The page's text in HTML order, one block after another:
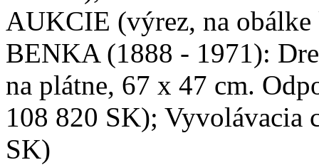
AUKCIE (výrez, na
BENKA (1888 - 1971):
na plátne, 67 x 47 cm.
108 820 SK); Vyvolávacia
SK)